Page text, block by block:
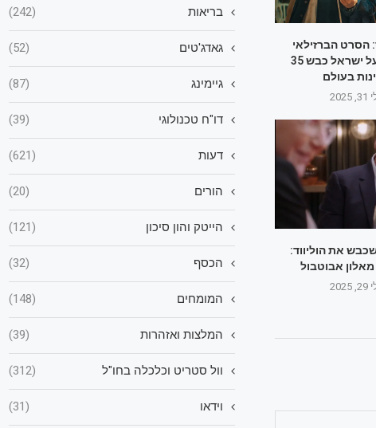
הסרט הברזילאי
"לחיים!" על ישראל כבש 35
בעולם
את הוליווד:
אבוטבול
2025
בריאות (242)
גאדג'טים (52)
גיימינג (87)
דו"ח טכנולוגי (39)
דעות (621)
הורים (20)
הייטק והון סיכון (121)
הכסף (32)
המומחים (148)
המלצות ואזהרות (39)
וול סטריט וכלכלה בחו"ל (312)
וידאו (31)